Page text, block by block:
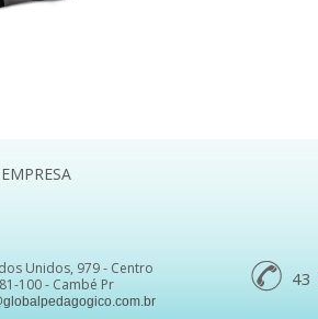
Unidos, 979 - Centro
100 - Cambé Pr
43